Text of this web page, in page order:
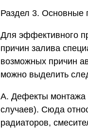
Раздел 3. Основные
Для эффективного
причин залива
возможных причин
можно выделить
А. Дефекты монтажа
случаев). Сюда
радиаторов,